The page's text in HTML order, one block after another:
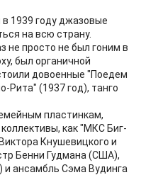
1939 году джазовые
на всю страну.
не просто не был гоним в
был органичной
довоенные "Поедем
Рита" (1937 год), танго
пластинкам,
как "МКС Биг-
Кнушевицкого и
Бенни Гудмана (США),
ансамбль Сэма Вудинга